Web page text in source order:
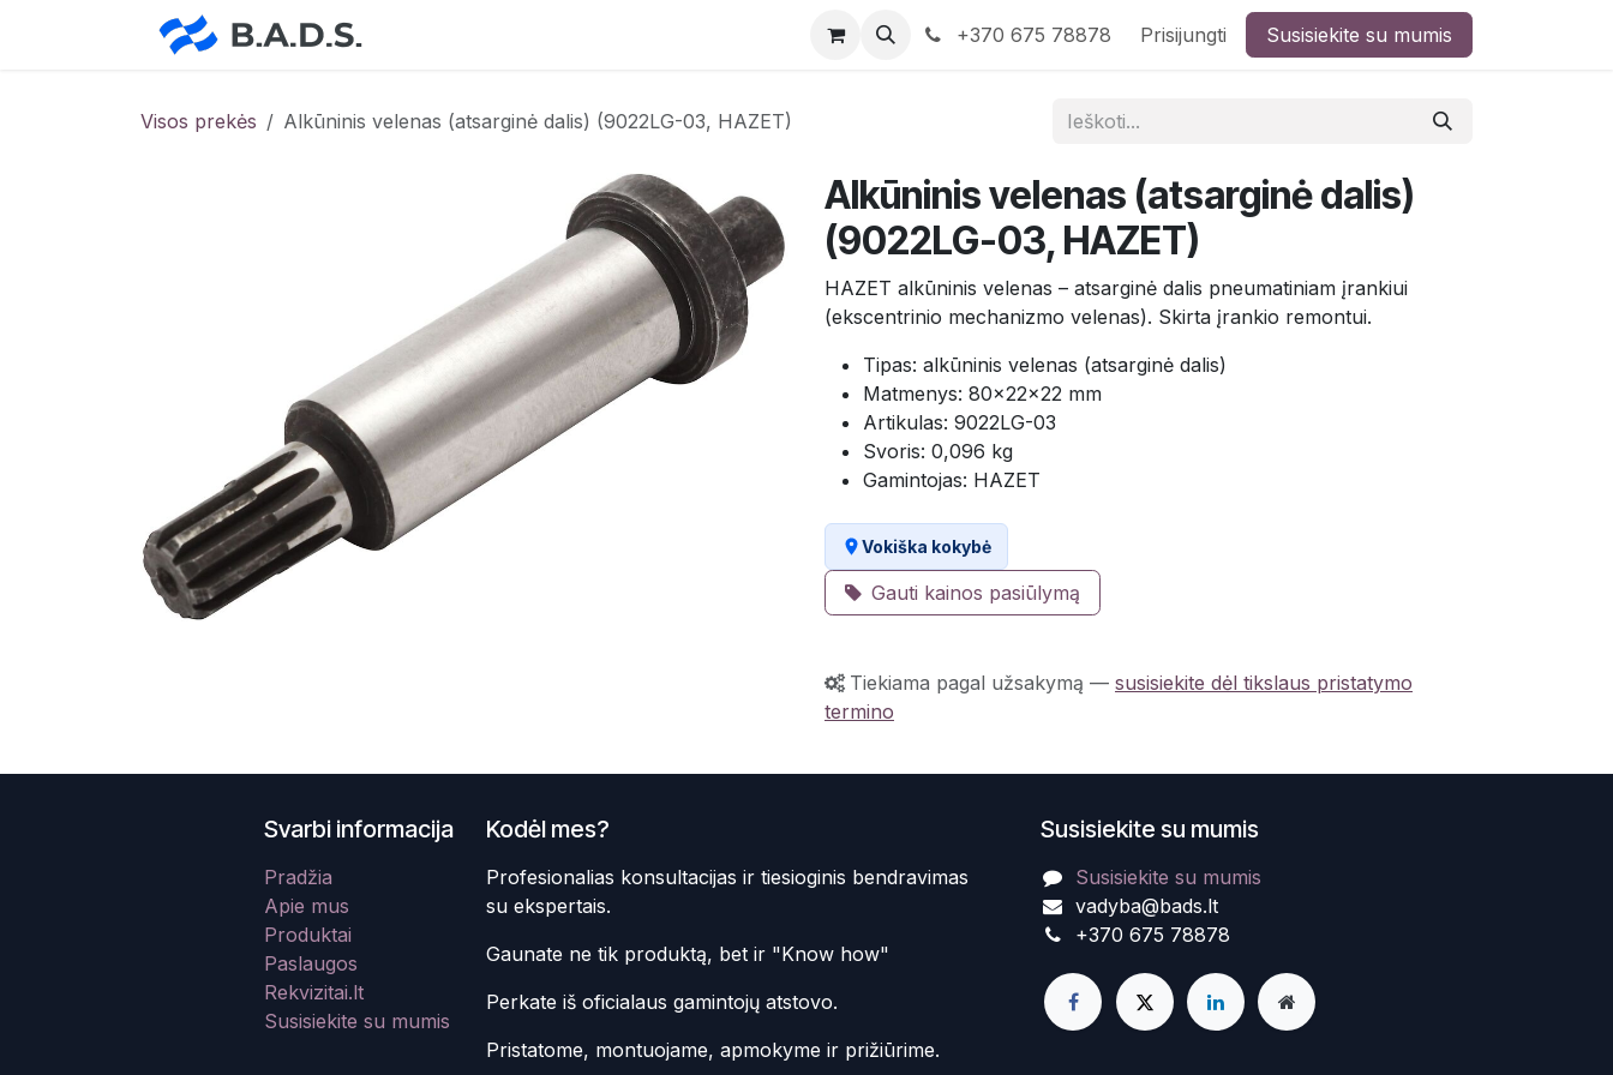
+370 675 78878 Prisijungti Susisiekite su mumis
Visos prekės Alkūninis velenas (atsarginė dalis) (9022LG-03, HAZET)
Alkūninis velenas (atsarginė dalis)
(9022LG-03, HAZET)
HAZET alkūninis velenas – atsarginė dalis pneumatiniam įrankiui
(ekscentrinio mechanizmo velenas). Skirta įrankio remontui.
Tipas: alkūninis velenas (atsarginė dalis)
Matmenys: 80×22×22 mm
Artikulas: 9022LG-03
Svoris: 0,096 kg
Gamintojas: HAZET
Vokiška kokybė
Gauti kainos pasiūlymą
Tiekiama pagal užsakymą — susisiekite dėl tikslaus pristatymo
termino
Susisiekite su mumis
Susisiekite su mumis
vadyba@bads.lt
+370 675 78878
Kodėl mes?
Profesionalias konsultacijas ir tiesioginis bendravimas
su ekspertais.
Gaunate ne tik produktą, bet ir "Know how"
Perkate iš oficialaus gamintojų atstovo.
Pristatome, montuojame, apmokyme ir prižiūrime.
Svarbi informacija
Pradžia
Apie mus
Produktai
Paslaugos
Rekvizitai.lt
Susisiekite su mumis